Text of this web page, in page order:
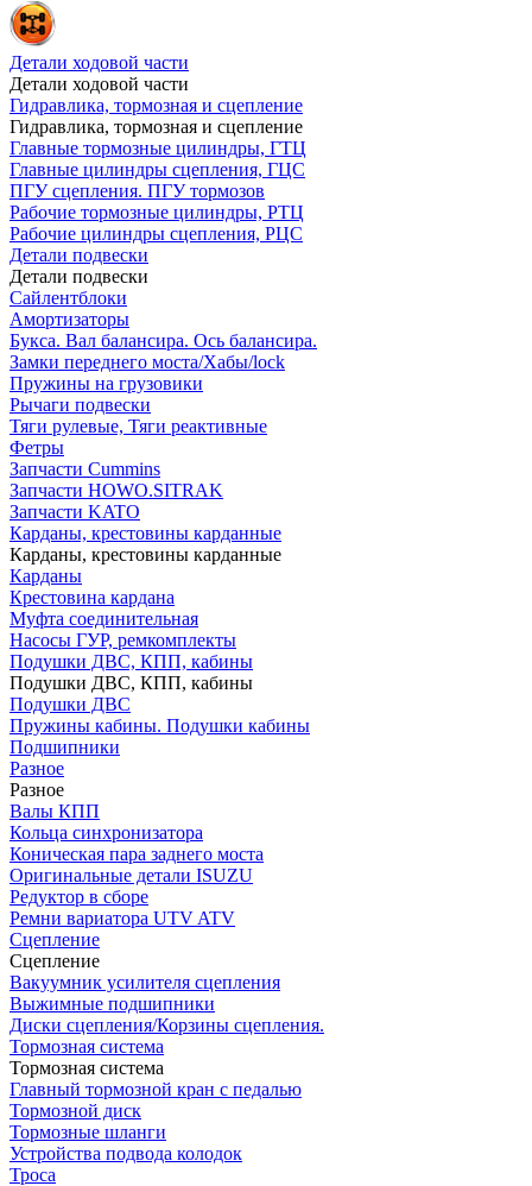
Детали ходовой части
Детали ходовой части
Гидравлика, тормозная и сцепление
Гидравлика, тормозная и сцепление
Главные тормозные цилиндры, ГТЦ
Главные цилиндры сцепления, ГЦС
ПГУ сцепления. ПГУ тормозов
Рабочие тормозные цилиндры, РТЦ
Рабочие цилиндры сцепления, РЦС
Детали подвески
Детали подвески
Cайлентблоки
Амортизаторы
Букса. Вал балансира. Ось балансира.
Замки переднего моста/Хабы/lock
Пружины на грузовики
Рычаги подвески
Тяги рулевые, Тяги реактивные
Фетры
Запчасти Cummins
Запчасти HOWO.SITRAK
Запчасти KATO
Карданы, крестовины карданные
Карданы, крестовины карданные
Карданы
Крестовина кардана
Муфта соединительная
Насосы ГУР, ремкомплекты
Подушки ДВС, КПП, кабины
Подушки ДВС, КПП, кабины
Подушки ДВС
Пружины кабины. Подушки кабины
Подшипники
Разное
Разное
Валы КПП
Кольца синхронизатора
Коническая пара заднего моста
Оригинальные детали ISUZU
Редуктор в сборе
Ремни вариатора UTV ATV
Сцепление
Сцепление
Вакуумник усилителя сцепления
Выжимные подшипники
Диски сцепления/Корзины сцепления.
Тормозная система
Тормозная система
Главный тормозной кран с педалью
Тормозной диск
Тормозные шланги
Устройства подвода колодок
Троса